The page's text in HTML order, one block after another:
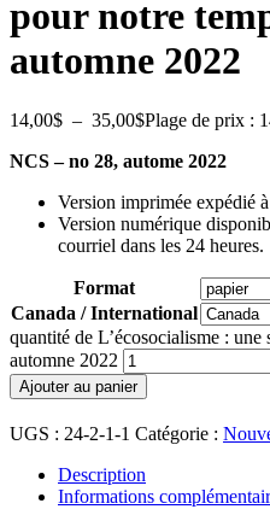
pour notre
automne 2022
14,00$ – 35,00$Plage de prix :
NCS – no 28, autome 2022
Version imprimée expédié
Version numérique
courriel dans les 24 heures.
Format
Canada / International
quantité de L’écosocialisme :
automne 2022
Ajouter au panier
UGS : 24-2-1-1 Catégorie :
Description
Informations